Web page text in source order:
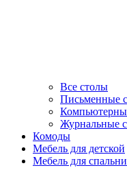
Все столы
Письменные
Журнальные
Комоды
Мебель для детской
Мебель для спальни